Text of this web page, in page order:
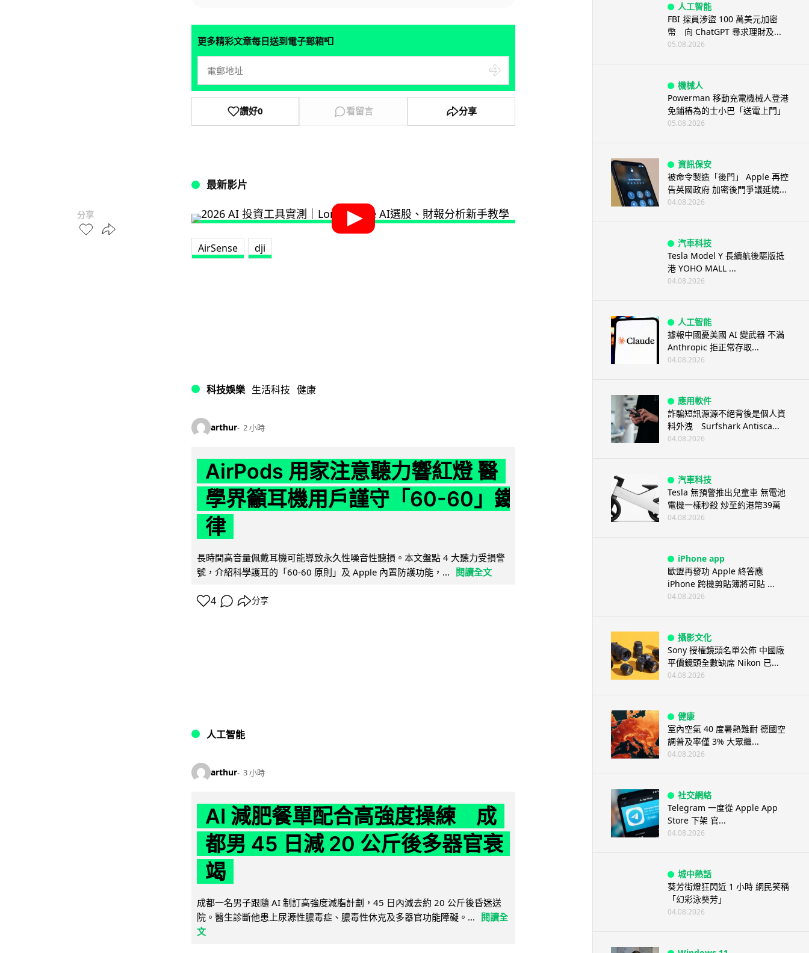
分享
更多精彩文章每日送到電子郵箱📮
讚好0 看留言 分享
最新影片
AirSense dji
科技娛樂 生活科技 健康
arthur 2 小時
AirPods 用家注意聽力響紅燈 醫
學界籲耳機用戶謹守「60-60」鐵
律
長時間高音量佩戴耳機可能導致永久性噪音性聽損。本文盤點 4 大聽力受損警
號，介紹科學護耳的「60-60 原則」及 Apple 內置防護功能，... 閱讀全文
4 分享
人工智能
arthur 3 小時
AI 減肥餐單配合高強度操練 成
都男 45 日減 20 公斤後多器官衰
竭
成都一名男子跟隨 AI 制訂高強度減脂計劃，45 日內減去約 20 公斤後昏迷送
院。醫生診斷他患上尿源性膿毒症、膿毒性休克及多器官功能障礙。... 閱讀全
文
人工智能
FBI 探員涉盜 100 萬美元加密
幣 向 ChatGPT 尋求理財及...
05.08.2026
機械人
Powerman 移動充電機械人登港
免鋪樁為的士小巴「送電上門」
05.08.2026
資訊保安
被命令製造「後門」 Apple 再控
告英國政府 加密後門爭議延燒...
04.08.2026
汽車科技
Tesla Model Y 長續航後驅版抵
港 YOHO MALL ...
04.08.2026
人工智能
據報中國憂美國 AI 變武器 不滿
Anthropic 拒正常存取...
04.08.2026
應用軟件
詐騙短訊源源不絕背後是個人資
料外洩 Surfshark Antisca...
04.08.2026
汽車科技
Tesla 無預警推出兒童車 無電池
電機一樣秒殺 炒至約港幣39萬
04.08.2026
iPhone app
歐盟再發功 Apple 終答應
iPhone 跨機剪貼簿將可貼 ...
04.08.2026
攝影文化
Sony 授權鏡頭名單公佈 中國廠
平價鏡頭全數缺席 Nikon 已...
04.08.2026
健康
室內空氣 40 度暑熱難耐 德國空
調普及率僅 3% 大眾繼...
04.08.2026
社交網絡
Telegram 一度從 Apple App
Store 下架 官...
04.08.2026
城中熱話
葵芳街燈狂閃近 1 小時 網民笑稱
「幻彩泳葵芳」
04.08.2026